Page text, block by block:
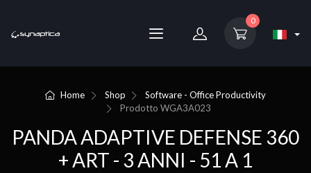
0
Home Shop
Software - Office Productivity
Prodotto WGA3A023
PANDA ADAPTIVE DEFENSE 360
+ ART - 3 ANNI - 51 A 1